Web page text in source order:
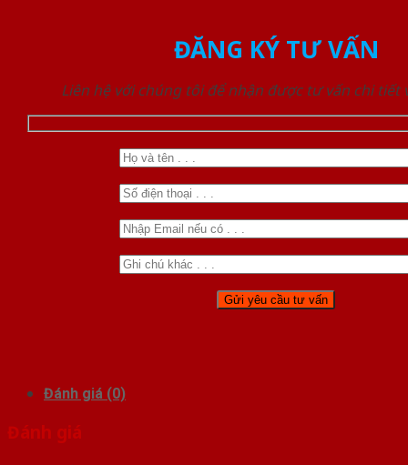
ĐĂNG KÝ TƯ VẤN
Liên hệ với chúng tôi để nhận được tư vấn chi tiết
Đánh giá (0)
Đánh giá